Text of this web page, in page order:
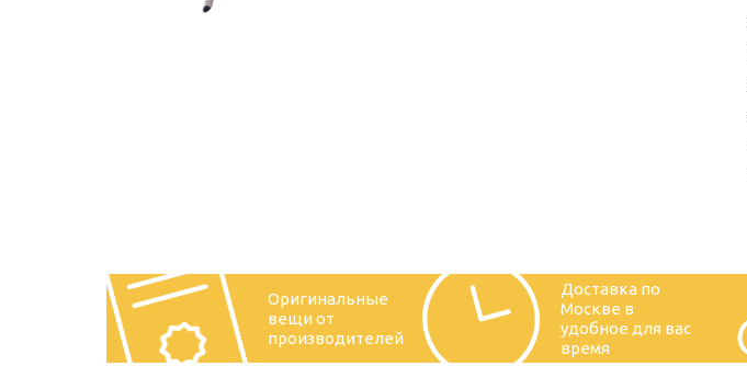
Оригинальные
вещи от
производителей
Доставка по
Москве в
удобное для вас
время